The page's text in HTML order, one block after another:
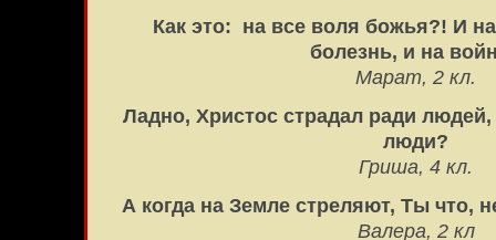
Как это: на все воля божья?! И
болезнь, и на
Марат, 2 кл.
Ладно, Христос страдал ради людей,
люди?
Гриша, 4 кл.
А когда на Земле стреляют, Ты что,
Валера, 2 кл